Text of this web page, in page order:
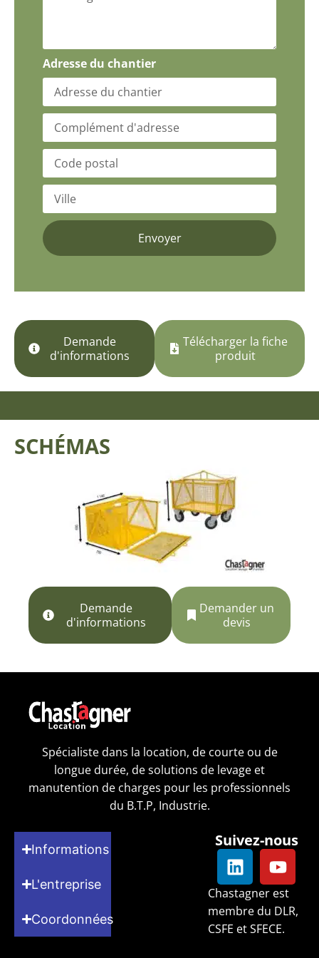
Adresse du chantier
Envoyer
Demande
d'informations
Télécharger la fiche
produit
SCHÉMAS
Demande
d'informations
Demander un
devis
Spécialiste dans la location, de courte ou de
longue durée, de solutions de levage et
manutention de charges pour les professionnels
du B.T.P, Industrie.
Informations
L'entreprise
Coordonnées
Suivez-nous
Chastagner est
membre du DLR,
CSFE et SFECE.